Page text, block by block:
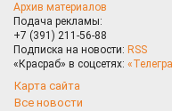
Архив материалов
Подача рекламы:
+7 (391) 211-56-88
Подписка на новости: RSS
«Красраб» в соцсетях:
Карта сайта
Все новости